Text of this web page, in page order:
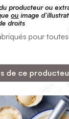
producteur ou
ou image
droits
pour toutes
de ce